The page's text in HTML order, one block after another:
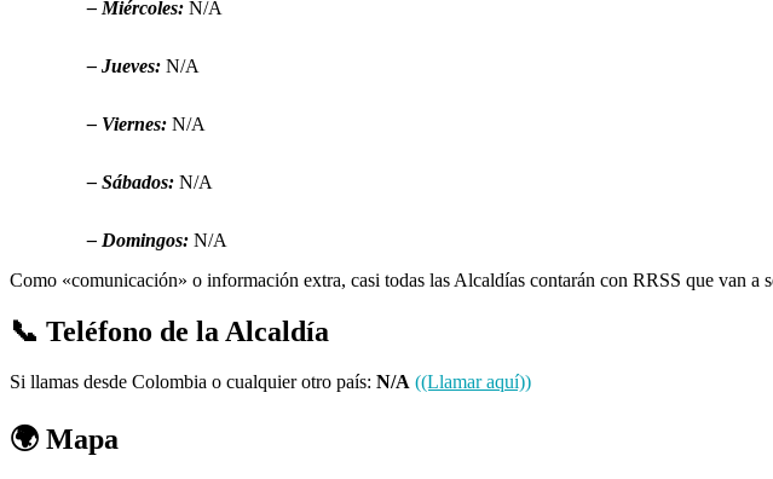
– Miércoles: N/A
– Jueves: N/A
– Viernes: N/A
– Sábados: N/A
– Domingos: N/A
Como «comunicación» o información extra, casi todas las Alcaldías contarán con RRSS que van a
📞 Teléfono de la Alcaldía
Si llamas desde Colombia o cualquier otro país: N/A ((Llamar aquí))
🌍 Mapa